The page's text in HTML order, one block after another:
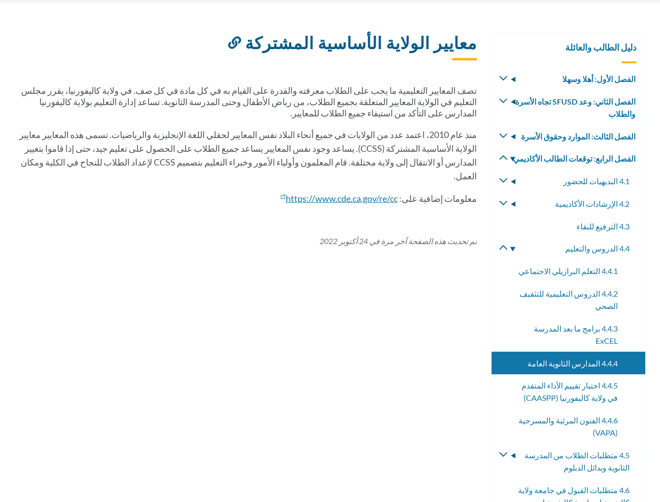
معايير الولاية الأساسية المشتركة
section
تصف المعايير التعليمية ما يجب على الطلاب معرفته والقدرة على القيام به في كل مادة في كل صف. في ولاية كاليفورنيا، يقرر مجلس
التعليم في الولاية المعايير المتعلقة بجميع الطلاب، من رياض الأطفال وحتى المدرسة الثانوية. تساعد إدارة التعليم بولاية كاليفورنيا
المدارس على التأكد من استيفاء جميع الطلاب للمعايير.
منذ عام 2010، اعتمد عدد من الولايات في جميع أنحاء البلاد نفس المعايير لحقلي اللغة الإنجليزية والرياضيات. تسمى هذه المعايير معايير
الولاية الأساسية المشتركة (CCSS). يساعد وجود نفس المعايير يساعد جميع الطلاب على الحصول على تعليم جيد، حتى إذا قاموا بتغيير
المدارس أو الانتقال إلى ولاية مختلفة. قام المعلمون وأولياء الأمور وخبراء التعليم بتصميم CCSS لإعداد الطلاب للنجاح في الكلية ومكان
العمل.
معلومات إضافية على: https://www.cde.ca.gov/re/cc
تم تحديث هذه الصفحة آخر مرة في 24 أكتوبر 2022
دليل الطالب والعائلة
الفصل الأول: أهلا وسهلا
الفرعية
الفصل الثاني: وعد SFUSD تجاه الأسرة
والطلاب
الفصل الثالث: الموارد وحقوق الأسرة
الفرعية
الفصل الرابع: توقعات الطالب الأكاديمي
4.1 البديهيات للحضور
الفرعية
4.2 الإرشادات الأكاديمية
4.3 الترفيع للبقاء
4.4 الدروس والتعليم
4.4.1 التعلم البرازيلي الاجتماعي
4.4.2 الدروس التعليمية للتثقيف
الصحي
4.4.3 برامج ما بعد المدرسة
ExCEL
4.4.4 المدارس الثانوية العامة
4.4.5 اختبار تقييم الأداء المتقدم
في ولاية كاليفورنيا (CAASPP)
4.4.6 الفنون المرئية والمسرحية
(VAPA)
4.5 متطلبات الطلاب من المدرسة
الثانوية وبدائل الدبلوم
4.6 متطلبات القبول في جامعة ولاية